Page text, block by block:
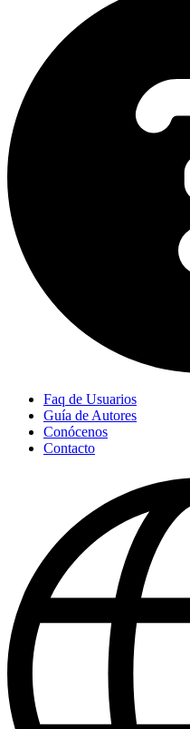
Faq de Usuarios
Guía de Autores
Conócenos
Contacto